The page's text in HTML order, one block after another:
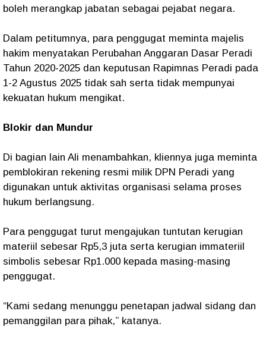
boleh merangkap jabatan sebagai pejabat negara.
Dalam petitumnya, para penggugat meminta majelis
hakim menyatakan Perubahan Anggaran Dasar Peradi
Tahun 2020-2025 dan keputusan Rapimnas Peradi pada
1-2 Agustus 2025 tidak sah serta tidak mempunyai
kekuatan hukum mengikat.
Blokir dan Mundur
Di bagian lain Ali menambahkan, kliennya juga meminta
pemblokiran rekening resmi milik DPN Peradi yang
digunakan untuk aktivitas organisasi selama proses
hukum berlangsung.
Para penggugat turut mengajukan tuntutan kerugian
materiil sebesar Rp5,3 juta serta kerugian immateriil
simbolis sebesar Rp1.000 kepada masing-masing
penggugat.
“Kami sedang menunggu penetapan jadwal sidang dan
pemanggilan para pihak,” katanya.